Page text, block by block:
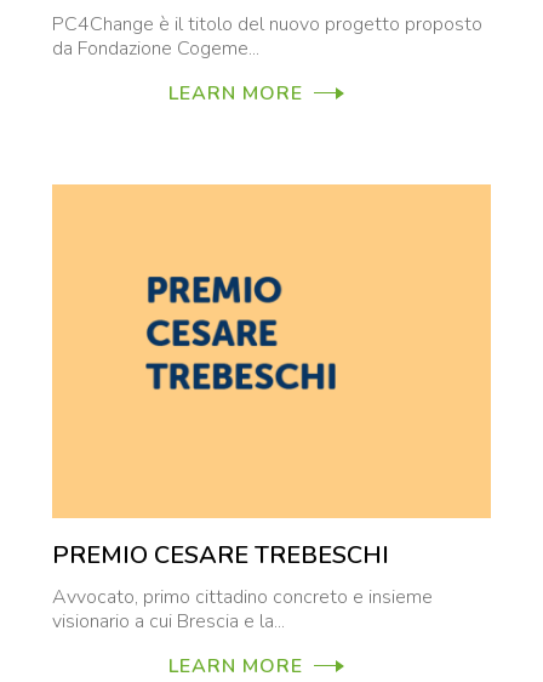
PC4Change è il titolo del nuovo progetto proposto
da Fondazione Cogeme...
LEARN MORE
PREMIO CESARE TREBESCHI
Avvocato, primo cittadino concreto e insieme
visionario a cui Brescia e la...
LEARN MORE